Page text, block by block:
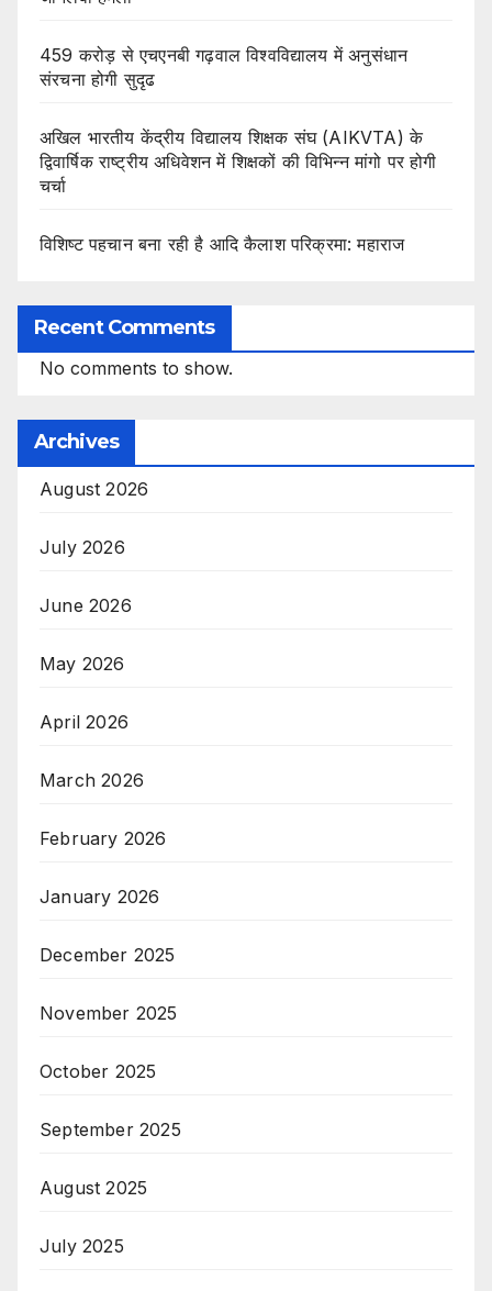
459 करोड़ से एचएनबी गढ़वाल विश्वविद्यालय में अनुसंधान
संरचना होगी सुदृढ
अखिल भारतीय केंद्रीय विद्यालय शिक्षक संघ (AIKVTA) के
द्विवार्षिक राष्ट्रीय अधिवेशन में शिक्षकों की विभिन्न मांगो पर होगी
चर्चा
विशिष्ट पहचान बना रही है आदि कैलाश परिक्रमा: महाराज
Recent Comments
No comments to show.
Archives
August 2026
July 2026
June 2026
May 2026
April 2026
March 2026
February 2026
January 2026
December 2025
November 2025
October 2025
September 2025
August 2025
July 2025